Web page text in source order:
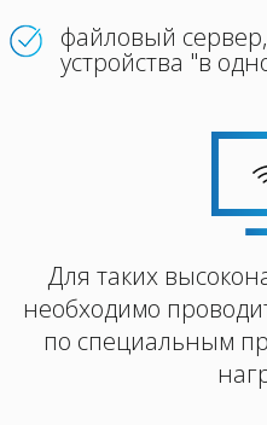
файловый
устройства "в
Для таких
необходимо
по специальным